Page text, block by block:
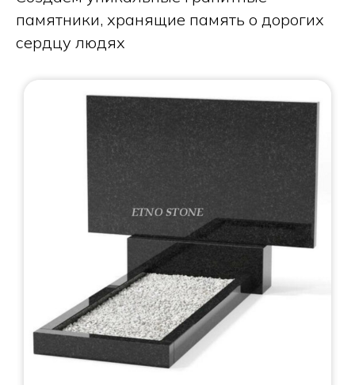
памятники, хранящие память о дорогих
сердцу людях